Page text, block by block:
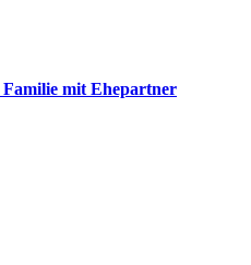
Familie mit Ehepartner